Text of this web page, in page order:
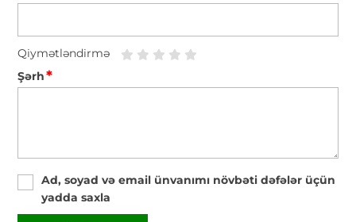
Qiymətləndirmə
Şərh*
Ad, soyad və email ünvanımı növbəti dəfələr üçün
yadda saxla